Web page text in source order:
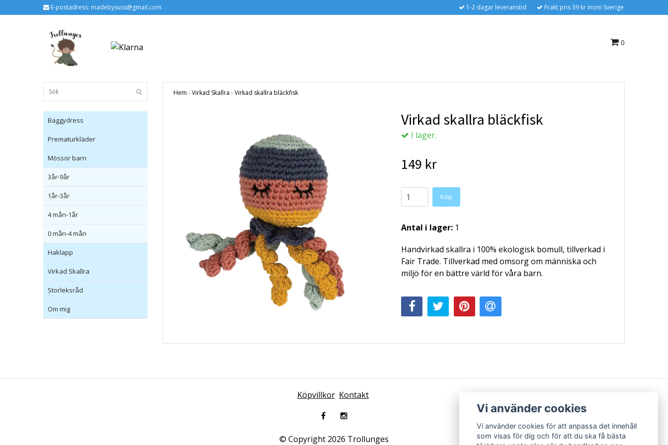
E-postadress: madebysuss@gmail.com 1-2 dagar leveranstid Frakt pris 39 kr inom Sverige
0
Baggydress
Prematurkläder
Mössor barn
3år-9år
1år-3år
4 mån-1år
0 mån-4 mån
Haklapp
Virkad Skallra
Storleksråd
Om mig
Hem › Virkad Skallra › Virkad skallra bläckfisk
Virkad skallra bläckfisk
I lager.
149 kr
Köp
Antal i lager: 1
Handvirkad skallra i 100% ekologisk bomull, tillverkad i
Fair Trade. Tillverkad med omsorg om människa och
miljö för en bättre värld för våra barn.
Köpvillkor Kontakt
© Copyright 2026 Trollunges
Vi använder cookies
Vi använder cookies för att anpassa det innehåll
som visas för dig och för att du ska få bästa